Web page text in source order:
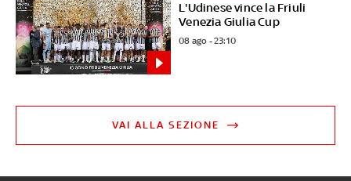
L'Udinese vince la Friuli
Venezia Giulia Cup
08 ago - 23:10
VAI ALLA SEZIONE